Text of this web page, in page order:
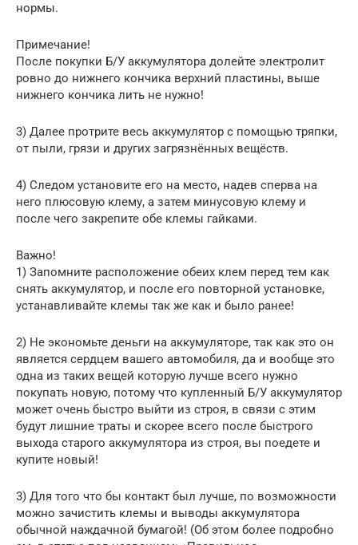
нормы.
Примечание!
После покупки Б/У аккумулятора долейте электролит
ровно до нижнего кончика верхний пластины, выше
нижнего кончика лить не нужно!
3) Далее протрите весь аккумулятор с помощью тряпки,
от пыли, грязи и других загрязнённых вещёств.
4) Следом установите его на место, надев сперва на
него плюсовую клему, а затем минусовую клему и
после чего закрепите обе клемы гайками.
Важно!
1) Запомните расположение обеих клем перед тем как
снять аккумулятор, и после его повторной установке,
устанавливайте клемы так же как и было ранее!
2) Не экономьте деньги на аккумуляторе, так как это он
является сердцем вашего автомобиля, да и вообще это
одна из таких вещей которую лучше всего нужно
покупать новую, потому что купленный Б/У аккумулятор
может очень быстро выйти из строя, в связи с этим
будут лишние траты и скорее всего после быстрого
выхода старого аккумулятора из строя, вы поедете и
купите новый!
3) Для того что бы контакт был лучше, по возможности
можно зачистить клемы и выводы аккумулятора
обычной наждачной бумагой! (Об этом более подробно